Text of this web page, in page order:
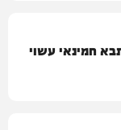
חמינאי עשוי